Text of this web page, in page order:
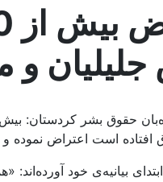
افتاده است اعتراض نموده
ابتدای بيانيه‌ی خود